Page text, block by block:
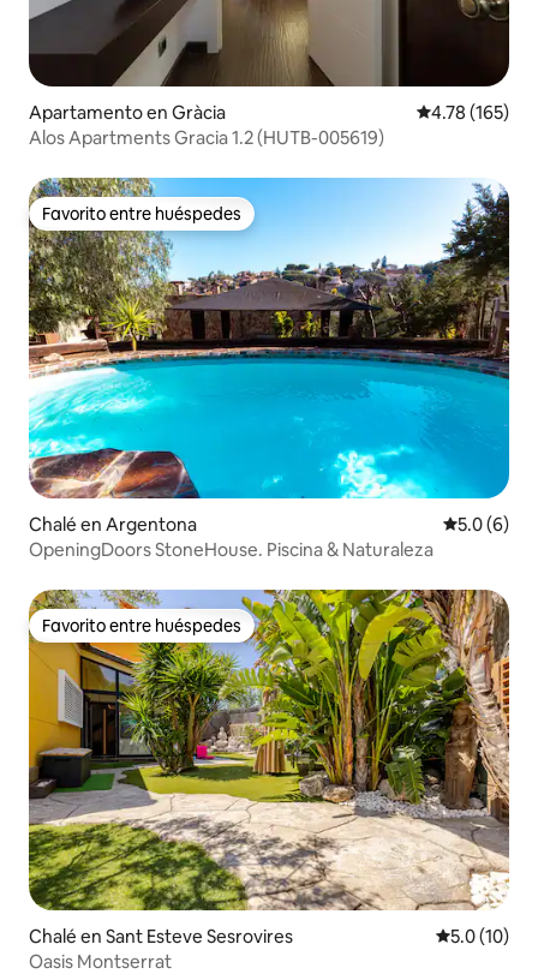
Apartamento en Gràcia Calificación
4.78 (165)
Alos Apartments Gracia 1.2 (HUTB-005619)
Favorito entre huéspedes
Favorito entre huéspedes
Chalé en Argentona
5.0 (6)
OpeningDoors StoneHouse. Piscina & Naturaleza
Favorito entre huéspedes
Favorito entre huéspedes
Chalé en Sant Esteve Sesrovires Calificación
5.0 (10)
Oasis Montserrat